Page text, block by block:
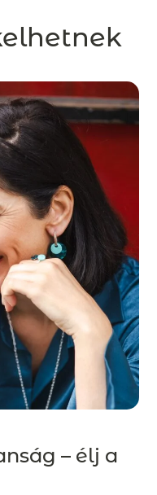
– élj a